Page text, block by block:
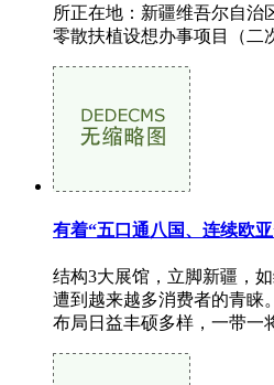
所正在地：新疆维吾尔自治
零散扶植设想办事项目（二
有着“五口通八国、连续欧
结构3大展馆，立脚新疆，
遭到越来越多消费者的青睐
布局日益丰硕多样，一带一